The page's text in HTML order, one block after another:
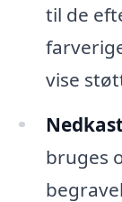
til de
vise
bruges